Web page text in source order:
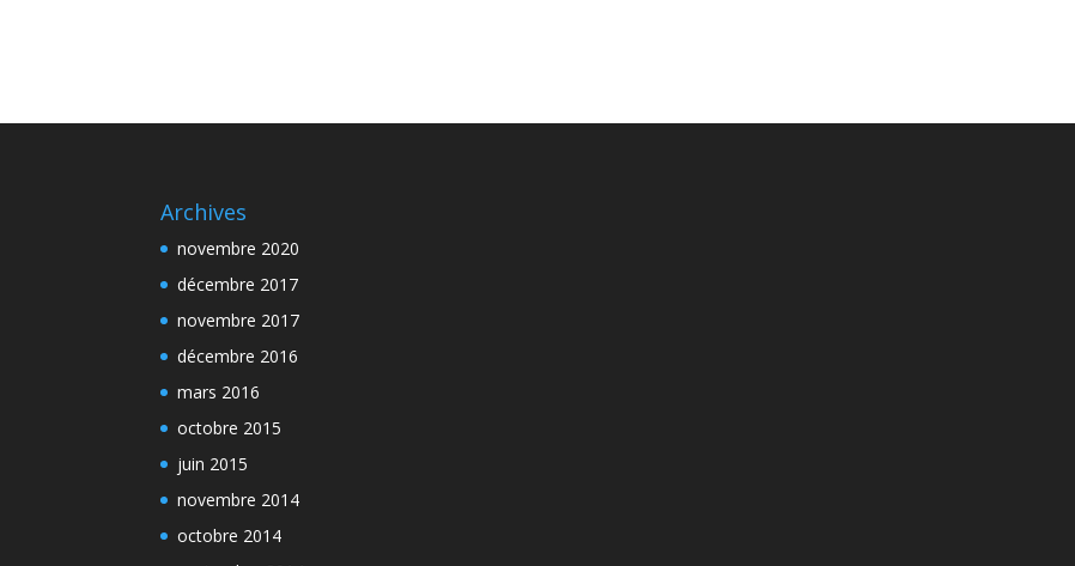
Archives
novembre 2020
décembre 2017
novembre 2017
décembre 2016
mars 2016
octobre 2015
juin 2015
novembre 2014
octobre 2014